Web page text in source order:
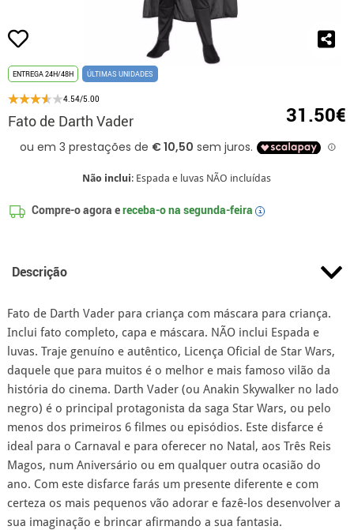
ENTREGA 24H/48H ÚLTIMAS UNIDADES
4.54/5.00
Fato de Darth Vader 31.50€
Não inclui: Espada e luvas NÃO incluídas
Compre-o agora ereceba-o na segunda-feira i
Descrição
Fato de Darth Vader para criança com máscara para criança.
Inclui fato completo, capa e máscara. NÃO inclui Espada e
luvas. Traje genuíno e autêntico, Licença Oficial de Star Wars,
daquele que para muitos é o melhor e mais famoso vilão da
história do cinema. Darth Vader (ou Anakin Skywalker no lado
negro) é o principal protagonista da saga Star Wars, ou pelo
menos dos primeiros 6 filmes ou episódios. Este disfarce é
ideal para o Carnaval e para oferecer no Natal, aos Três Reis
Magos, num Aniversário ou em qualquer outra ocasião do
ano. Com este disfarce farás um presente diferente e com
certeza os mais pequenos vão adorar e fazê-los desenvolver a
sua imaginação e brincar afirmando a sua fantasia.